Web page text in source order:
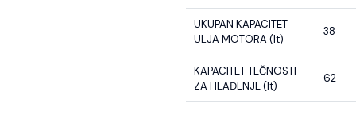
UKUPAN KAPACITET
ULJA MOTORA (lt)
38
KAPACITET TEČNOSTI
ZA HLAĐENJE (lt)
62